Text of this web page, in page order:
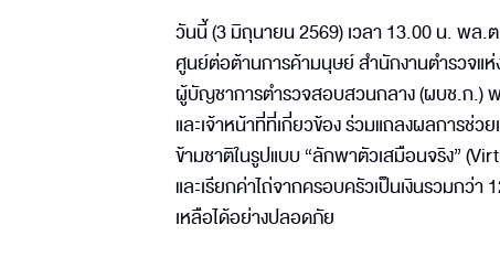
วันนี้ (3 มิถุนายน 2569) เวลา 13.00 น. พล.
ศูนย์ต่อต้านการค้ามนุษย์ สำนักงานตำรวจ
ผู้บัญชาการตำรวจสอบสวนกลาง (ผบช.ก.)
และเจ้าหน้าที่ที่เกี่ยวข้อง ร่วมแถลงผลการช่
ข้ามชาติในรูปแบบ “ลักพาตัวเสมือนจริง”
และเรียกค่าไถ่จากครอบครัวเป็นเงินรวมกว่
เหลือได้อย่างปลอดภัย